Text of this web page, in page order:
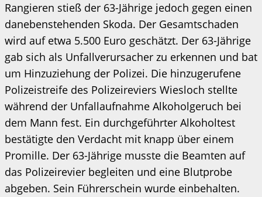
Rangieren stieß der 63-Jährige jedoch gegen einen
danebenstehenden Skoda. Der Gesamtschaden
wird auf etwa 5.500 Euro geschätzt. Der 63-Jährige
gab sich als Unfallverursacher zu erkennen und bat
um Hinzuziehung der Polizei. Die hinzugerufene
Polizeistreife des Polizeireviers Wiesloch stellte
während der Unfallaufnahme Alkoholgeruch bei
dem Mann fest. Ein durchgeführter Alkoholtest
bestätigte den Verdacht mit knapp über einem
Promille. Der 63-Jährige musste die Beamten auf
das Polizeirevier begleiten und eine Blutprobe
abgeben. Sein Führerschein wurde einbehalten.